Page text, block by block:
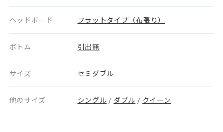
ヘッドボード フラットタイプ（布張り）
ボトム 引出無
サイズ セミダブル
他のサイズ シングル / ダブル / クイーン